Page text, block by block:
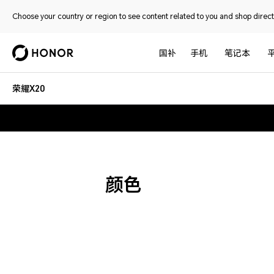
Choose your country or region to see content related to you and shop
国补 手机 笔记本
荣耀X20
颜色